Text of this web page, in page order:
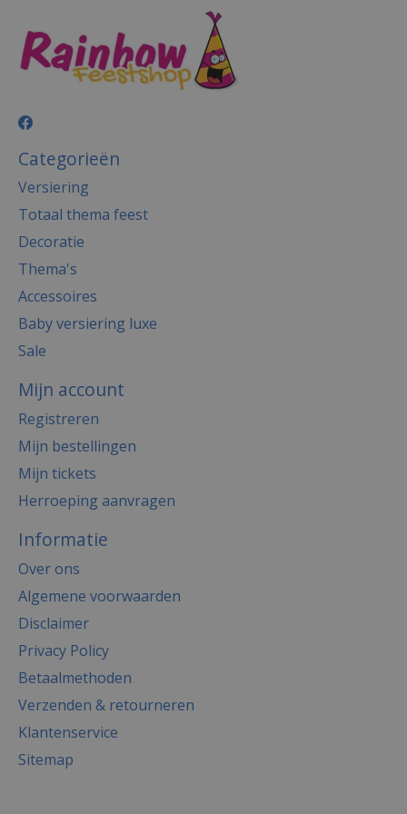
Categorieën
Versiering
Totaal thema feest
Decoratie
Thema's
Accessoires
Baby versiering luxe
Sale
Mijn account
Registreren
Mijn bestellingen
Mijn tickets
Herroeping aanvragen
Informatie
Over ons
Algemene voorwaarden
Disclaimer
Privacy Policy
Betaalmethoden
Verzenden & retourneren
Klantenservice
Sitemap